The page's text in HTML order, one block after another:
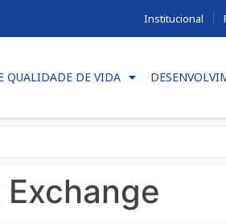
Institucional
QUALIDADE DE VIDA